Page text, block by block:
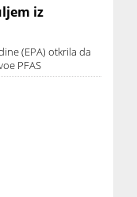
iz
(EPA) otkrila da
PFAS